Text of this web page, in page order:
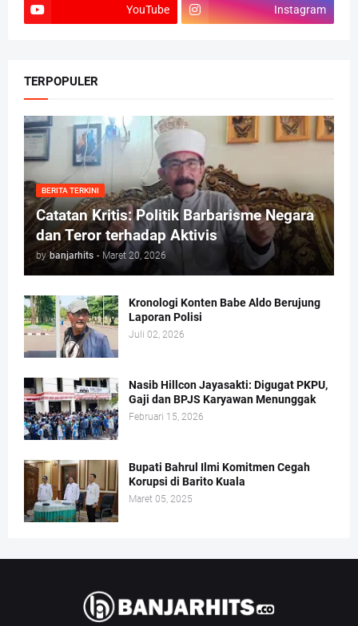
YouTube Instagram
TERPOPULER
BERITA TERKINI
Catatan Kritis: Politik Barbarisme Negara
dan Teror terhadap Aktivis
by banjarhits - Maret 20, 2026
Kronologi Konten Babe Aldo Berujung
Laporan Polisi
Juli 02, 2026
Nasib Hillcon Jayasakti: Digugat PKPU,
Gaji dan BPJS Karyawan Menunggak
Februari 15, 2026
Bupati Bahrul Ilmi Komitmen Cegah
Korupsi di Barito Kuala
Maret 05, 2025